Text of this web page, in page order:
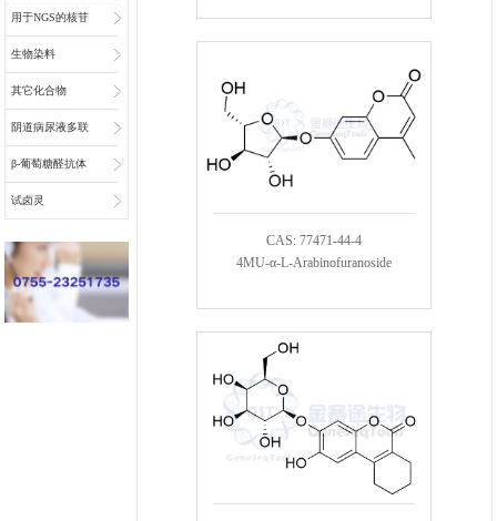
用于NGS的核苷
和核苷酸
生物染料
其它化合物
阴道病尿液多联
检底物
β-葡萄糖醛抗体
偶联物连接子
试卤灵
CAS: 77471-44-4
4MU-α-L-Arabinofuranoside